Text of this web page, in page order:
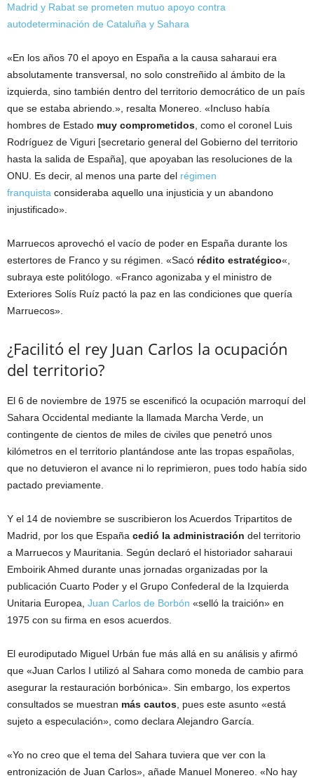
Madrid y Rabat se prometen mutuo apoyo contra
autodeterminación de Cataluña y Sahara
«En los años 70 el apoyo en España a la causa saharaui era
absolutamente transversal, no solo constreñido al ámbito de la
izquierda, sino también dentro del territorio democrático de un país
que se estaba abriendo.», resalta Monereo. «Incluso había
hombres de Estado muy comprometidos , como el coronel Luis
Rodríguez de Viguri [secretario general del Gobierno del territorio
hasta la salida de España], que apoyaban las resoluciones de la
ONU. Es decir, al menos una parte del régimen
franquista consideraba aquello una injusticia y un abandono
injustificado».
Marruecos aprovechó el vacío de poder en España durante los
estertores de Franco y su régimen. «Sacó rédito estratégico«,
subraya este politólogo. «Franco agonizaba y el ministro de
Exteriores Solís Ruíz pactó la paz en las condiciones que quería
Marruecos».
¿Facilitó el rey Juan Carlos la ocupación
del territorio?
El 6 de noviembre de 1975 se escenificó la ocupación marroquí del
Sahara Occidental mediante la llamada Marcha Verde, un
contingente de cientos de miles de civiles que penetró unos
kilómetros en el territorio plantándose ante las tropas españolas,
que no detuvieron el avance ni lo reprimieron, pues todo había sido
pactado previamente.
Y el 14 de noviembre se suscribieron los Acuerdos Tripartitos de
Madrid, por los que España cedió la administración del territorio
a Marruecos y Mauritania. Según declaró el historiador saharaui
Emboirik Ahmed durante unas jornadas organizadas por la
publicación Cuarto Poder y el Grupo Confederal de la Izquierda
Unitaria Europea, Juan Carlos de Borbón «selló la traición» en
1975 con su firma en esos acuerdos.
El eurodiputado Miguel Urbán fue más allá en su análisis y afirmó
que «Juan Carlos I utilizó al Sahara como moneda de cambio para
asegurar la restauración borbónica». Sin embargo, los expertos
consultados se muestran más cautos , pues este asunto «está
sujeto a especulación», como declara Alejandro García.
«Yo no creo que el tema del Sahara tuviera que ver con la
entronización de Juan Carlos», añade Manuel Monereo. «No hay